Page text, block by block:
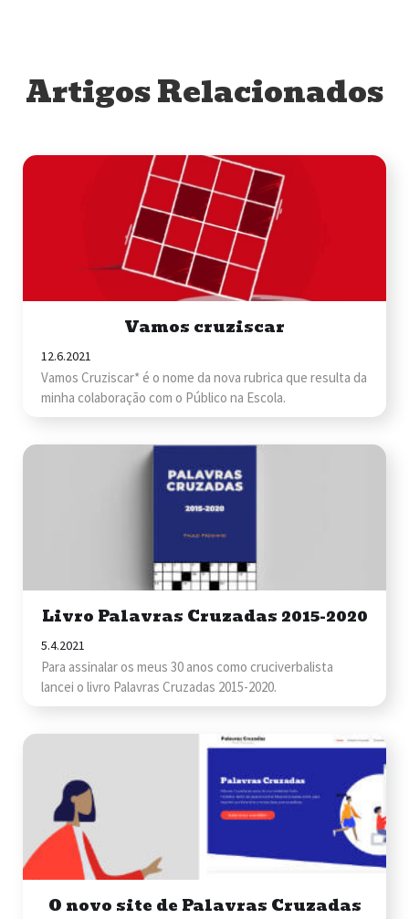
Artigos Relacionados
Vamos cruziscar
12.6.2021
Vamos Cruziscar* é o nome da nova rubrica que resulta da
minha colaboração com o Público na Escola.
Livro Palavras Cruzadas 2015-2020
5.4.2021
Para assinalar os meus 30 anos como cruciverbalista
lancei o livro Palavras Cruzadas 2015-2020.
O novo site de Palavras Cruzadas